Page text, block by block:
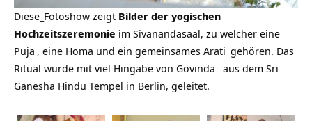
Diese_Fotoshow zeigt Bilder der yogischen
Hochzeitszeremonie im Sivanandasaal, zu welcher eine
Puja , eine Homa und ein gemeinsames Arati gehören. Das
Ritual wurde mit viel Hingabe von Govinda aus dem Sri
Ganesha Hindu Tempel in Berlin, geleitet.